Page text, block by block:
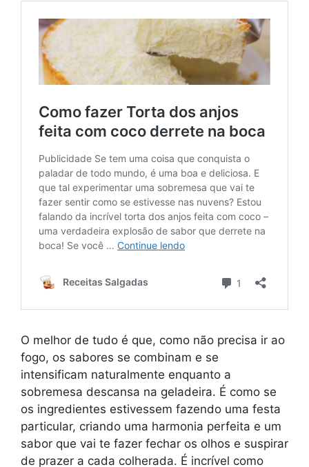
O melhor de tudo é que, como não precisa ir ao
fogo, os sabores se combinam e se
intensificam naturalmente enquanto a
sobremesa descansa na geladeira. É como se
os ingredientes estivessem fazendo uma festa
particular, criando uma harmonia perfeita e um
sabor que vai te fazer fechar os olhos e suspirar
de prazer a cada colherada. É incrível como